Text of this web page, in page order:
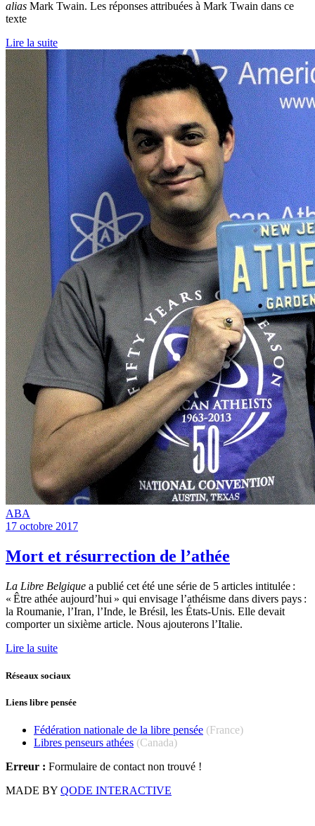
alias Mark Twain. Les réponses attribuées à Mark Twain dans ce
texte
Lire la suite
ABA
17 octobre 2017
Mort et résurrection de l’athée
La Libre Belgique a publié cet été une série de 5 articles intitulée :
« Être athée aujourd’hui » qui envisage l’athéisme dans divers pays :
la Roumanie, l’Iran, l’Inde, le Brésil, les États-Unis. Elle devait
comporter un sixième article. Nous ajouterons l’Italie.
Lire la suite
Réseaux sociaux
Liens libre pensée
Fédération nationale de la libre pensée (France)
Libres penseurs athées (Canada)
Erreur : Formulaire de contact non trouvé !
MADE BY QODE INTERACTIVE